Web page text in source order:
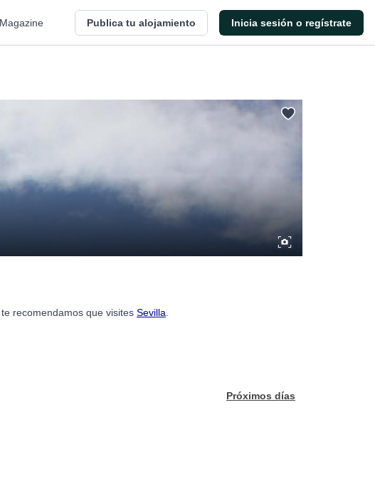
Magazine Publica tu alojamiento Inicia sesión o regístrate
recomendamos que visites Sevilla
Próximos días